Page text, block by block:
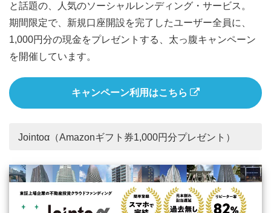
と話題の、人気のソーシャルレンディング・サービス。
期間限定で、新規口座開設を完了したユーザー全員に、
1,000円分の現金をプレゼントする、太っ腹キャンペーン
を開催しています。
キャンペーン利用はこちら
Jointoα（Amazonギフト券1,000円分プレゼント）